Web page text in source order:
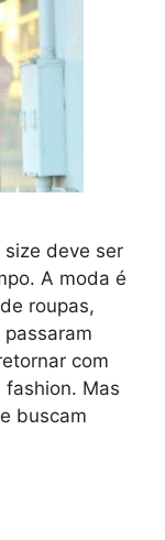
deve ser
A moda é
roupas,
com
Mas
buscam